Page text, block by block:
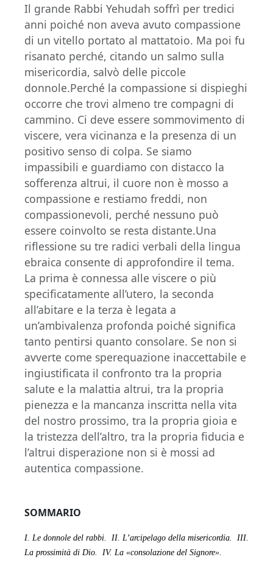
Il grande Rabbi Yehudah soffrì per tredici
anni poiché non aveva avuto compassione
di un vitello portato al mattatoio. Ma poi fu
risanato perché, citando un salmo sulla
misericordia, salvò delle piccole
donnole.Perché la compassione si dispieghi
occorre che trovi almeno tre compagni di
cammino. Ci deve essere sommovimento di
viscere, vera vicinanza e la presenza di un
positivo senso di colpa. Se siamo
impassibili e guardiamo con distacco la
sofferenza altrui, il cuore non è mosso a
compassione e restiamo freddi, non
compassionevoli, perché nessuno può
essere coinvolto se resta distante.Una
riflessione su tre radici verbali della lingua
ebraica consente di approfondire il tema.
La prima è connessa alle viscere o più
specificatamente all’utero, la seconda
all’abitare e la terza è legata a
un’ambivalenza profonda poiché significa
tanto pentirsi quanto consolare. Se non si
avverte come sperequazione inaccettabile e
ingiustificata il confronto tra la propria
salute e la malattia altrui, tra la propria
pienezza e la mancanza inscritta nella vita
del nostro prossimo, tra la propria gioia e
la tristezza dell’altro, tra la propria fiducia e
l’altrui disperazione non si è mossi ad
autentica compassione.
SOMMARIO
I. Le donnole del rabbi. II. L’arcipelago della misericordia.
III.
La prossimità di Dio.
IV. La «consolazione del Signore».